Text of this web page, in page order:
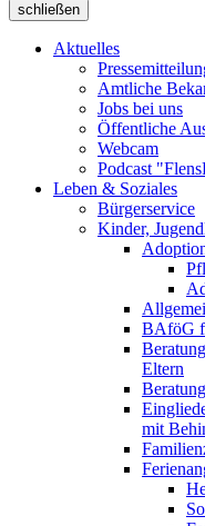
schließen
Aktuelles
Amtliche
Jobs bei uns
Öffentliche
Webcam
Podcast
Leben & Soziales
Bürgerservice
Kinder,
BAföG
Eltern
mit